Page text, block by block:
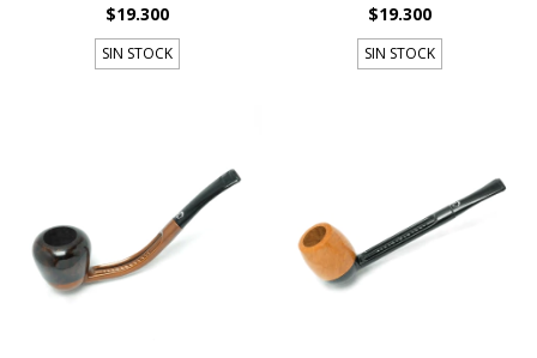
$19.300
SIN STOCK
$19.300
SIN STOCK